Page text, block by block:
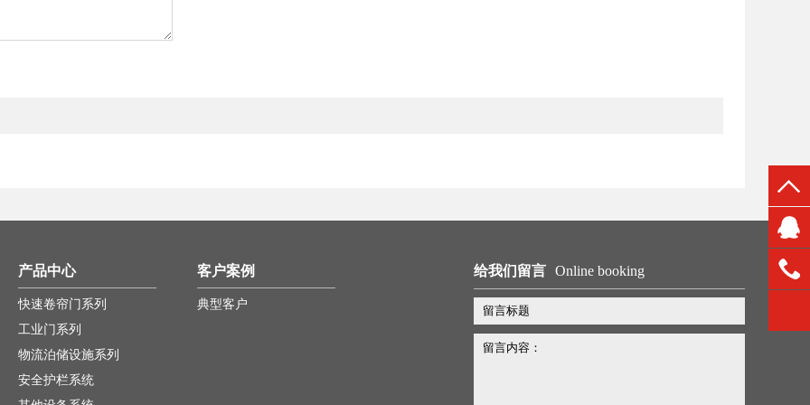
产品中心
快速卷帘门系列
工业门系列
物流泊储设施系列
安全护栏系统
客户案例
典型客户
给我们留言 Online booking